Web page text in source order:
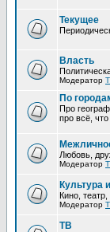
Текущее
Власть
Модератор
По
Про
про всё,
Любовь,
Модератор
Культура
Кино,
Модератор
ТВ